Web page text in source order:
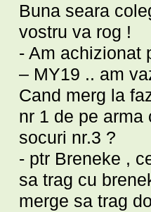
Buna seara
vostru va rog !
- Am achizionat
– MY19 .. am
Cand merg la
nr 1 de pe arma
socuri nr.3 ?
- ptr Breneke ,
sa trag cu
merge sa trag